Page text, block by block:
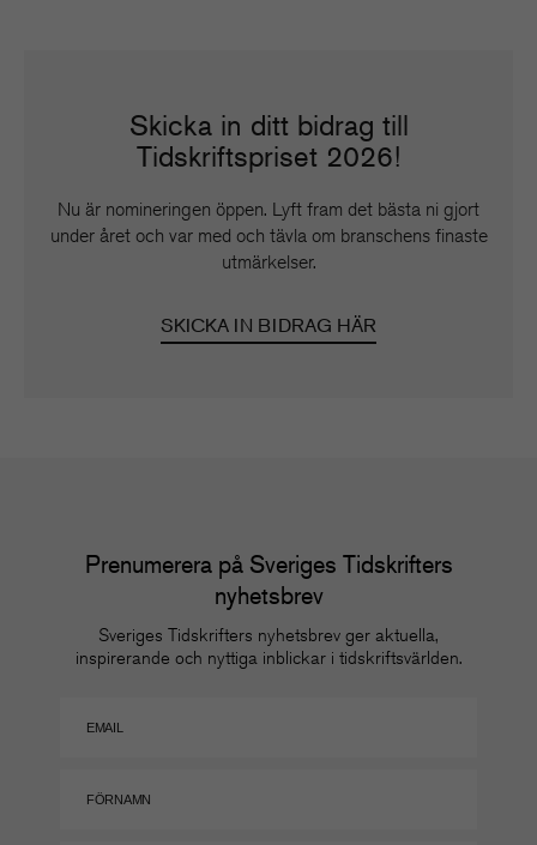
Skicka in ditt bidrag till
Tidskriftspriset 2026!
Nu är nomineringen öppen. Lyft fram det bästa ni gjort
under året och var med och tävla om branschens finaste
utmärkelser.
SKICKA IN BIDRAG HÄR
Prenumerera på Sveriges Tidskrifters
nyhetsbrev
Sveriges Tidskrifters nyhetsbrev ger aktuella,
inspirerande och nyttiga inblickar i tidskriftsvärlden.